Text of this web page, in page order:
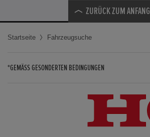
ZURÜCK ZUM ANFANG
Startseite Fahrzeugsuche
*GEMÄSS GESONDERTEN BEDINGUNGEN